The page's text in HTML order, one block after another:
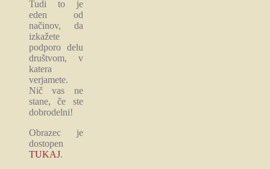
Tudi to je
eden od
načinov, da
izkažete
podporo delu
društvom, v
katera
verjamete.
Nič vas ne
stane, če ste
dobrodelni!
Obrazec je
dostopen
TUKAJ.